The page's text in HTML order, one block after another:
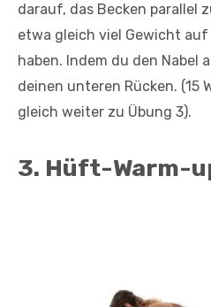
darauf, das Becken parallel
etwa gleich viel Gewicht auf
haben. Indem du den Nabel
deinen unteren Rücken. (15
gleich weiter zu Übung 3).
3. Hüft-Warm-